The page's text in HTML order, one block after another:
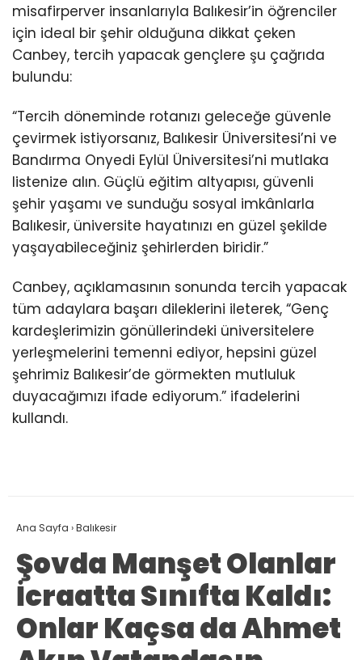
misafirperver insanlarıyla Balıkesir’in öğrenciler
için ideal bir şehir olduğuna dikkat çeken
Canbey, tercih yapacak gençlere şu çağrıda
bulundu:
“Tercih döneminde rotanızı geleceğe güvenle
çevirmek istiyorsanız, Balıkesir Üniversitesi’ni ve
Bandırma Onyedi Eylül Üniversitesi’ni mutlaka
listenize alın. Güçlü eğitim altyapısı, güvenli
şehir yaşamı ve sunduğu sosyal imkânlarla
Balıkesir, üniversite hayatınızı en güzel şekilde
yaşayabileceğiniz şehirlerden biridir.”
Canbey, açıklamasının sonunda tercih yapacak
tüm adaylara başarı dileklerini ileterek, “Genç
kardeşlerimizin gönüllerindeki üniversitelere
yerleşmelerini temenni ediyor, hepsini güzel
şehrimiz Balıkesir’de görmekten mutluluk
duyacağımızı ifade ediyorum.” ifadelerini
kullandı.
Ana Sayfa ›Balıkesir
Şovda Manşet Olanlar
İcraatta Sınıfta Kaldı:
Onlar Kaçsa da Ahmet